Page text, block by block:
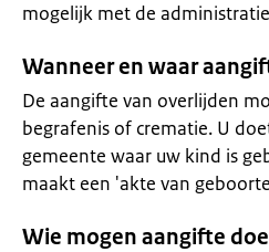
mogelijk met de
Wanneer en waar
De aangifte van overlijden
begrafenis of crematie. U
gemeente waar uw kind is
maakt een 'akte van
Wie mogen aangifte